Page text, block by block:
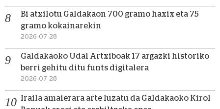
Bi atxilotu Galdakaon 700 gramo haxix eta 75
gramo kokainarekin
2026-07-28
Galdakaoko Udal Artxiboak 17 argazki historiko
berri gehitu ditu funts digitalera
2026-07-28
Iraila amaierara arte luzatu da Galdakaoko Kirol